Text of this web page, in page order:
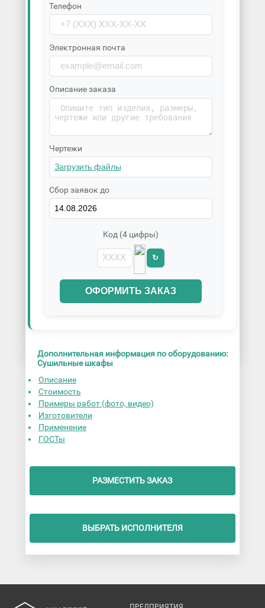
Телефон
Электронная почта
Описание заказа
Чертежи
Сбор заявок до
Код (4 цифры)
↻
ОФОРМИТЬ ЗАКАЗ
Дополнительная информация по оборудованию:
Сушильные шкафы
Описание
Стоимость
Примеры работ (фото, видео)
Изготовители
Применение
ГОСТы
РАЗМЕСТИТЬ ЗАКАЗ
ВЫБРАТЬ ИСПОЛНИТЕЛЯ